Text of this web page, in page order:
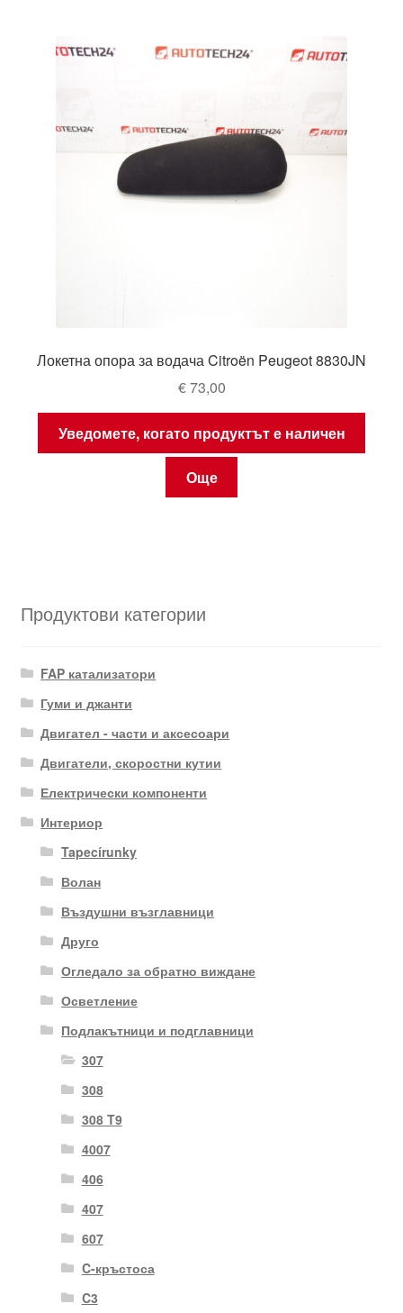
Локетна опора за водача Citroën Peugeot 8830JN
€73,00
Уведомете, когато продуктът е наличен
Още
Продуктови категории
FAP катализатори
Гуми и джанти
Двигател - части и аксесоари
Двигатели, скоростни кутии
Електрически компоненти
Интериор
Tapecírunky
Волан
Въздушни възглавници
Друго
Огледало за обратно виждане
Осветление
Подлакътници и подглавници
307
308
308 T9
4007
406
407
607
C-кръстоса
C3